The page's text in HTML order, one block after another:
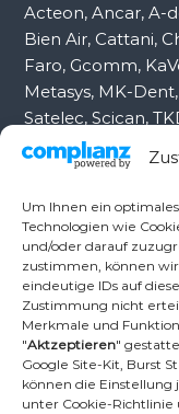
Um Ihnen ein
Technologien wie
und/oder darauf
zustimmen, können
eindeutige IDs auf
Zustimmung nicht
Merkmale und
"Aktzeptieren"
Google Site-Kit, Burst
können die Einstellung
unter Cookie-
Acteon, Ancar, A-
Bien Air, Cattani,
Faro, Gcomm,
Metasys, MK-
Satelec, Scican,
Ambident
Dental Geräte
Neumannstr. 3B
13189 Berlin